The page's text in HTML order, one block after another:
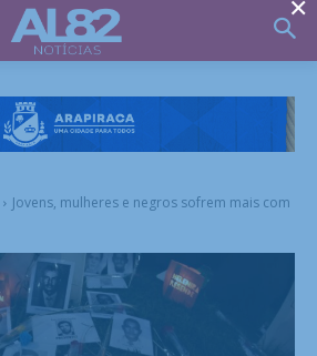
Jovens, mulheres e negros sofrem mais com